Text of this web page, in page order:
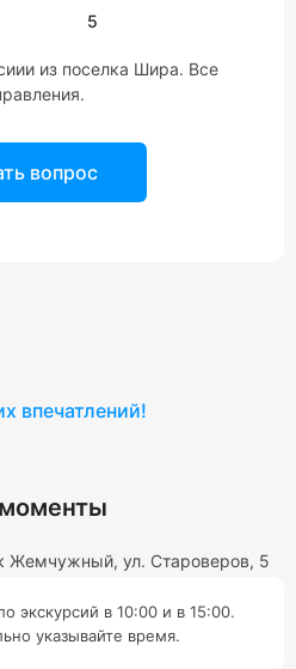
5
из поселка Шира. Все
вопрос
впечатлений!
Жемчужный, ул. Староверов, 5
экскурсий в 10:00 и в 15:00.
указывайте время.